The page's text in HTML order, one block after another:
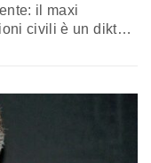
il maxi
civili è un diktat
alla famiglia